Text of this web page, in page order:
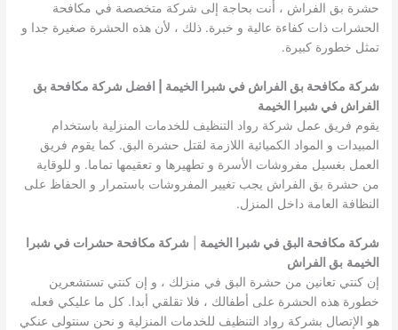
حشرة بق الفراش ، أنت بحاجة إلى شركة متخصصة في مكافحة
الحشرات ذات كفاءة عالية و خبرة. ذلك ، لأن هذه الحشرة صغيرة جدا و
تمثل خطورة كبيرة.
شركة مكافحة بق الفراش في شبرا الخيمة | افضل شركة مكافحة بق
الفراش في شبرا الخيمة
يقوم فريق عمل شركة رواد التنظيف للخدمات المنزلية باستخدام
المبيدات و المواد الكميائية اللازمة لقتل حشرة البق. كما يقوم فريق
العمل بغسيل مفروشات الأسرة و تطهيرها و تعقيمها تماما. و للوقاية
من حشرة بق الفراش يجب تغيير المفروشات باستمرار و الحفاظ على
النظافة العامة داخل المنزل.
شركة مكافحة البق في شبرا الخيمة
شركة مكافحة حشرات في شبرا
الخيمة بق الفراش
إن كنتي تعانين من حشرة البق في منزلك ، و إن كنتي تستشعرين
خطورة هذه الحشرة على أطفالك ، فلا تقلقي أبدا. كل ما عليكي فعله
هو الإتصال بشركة رواد التنظيف للخدمات المنزلية و نحن سنتولى عنكي